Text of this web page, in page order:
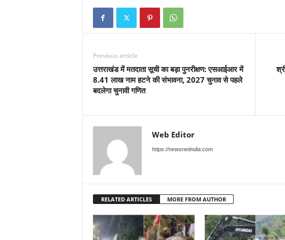
Previous article
उत्तराखंड में मतदाता सूची का बड़ा पुनरीक्षण: एसआईआर में
8.41 लाख नाम हटने की संभावना, 2027 चुनाव से पहले
बदलेगा चुनावी गणित
Web Editor
https://newsnetindia.com
RELATED ARTICLES MORE FROM AUTHOR